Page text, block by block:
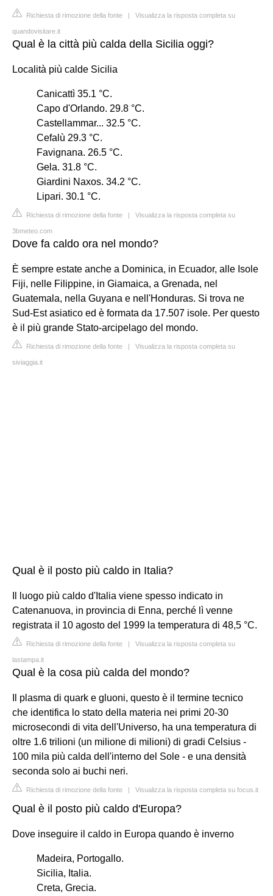
Richiesta di rimozione della fonte | Visualizza la risposta completa su
quandovisitare.it
Qual è la città più calda della Sicilia oggi?
Località più calde Sicilia
Canicattì 35.1 °C.
Capo d'Orlando. 29.8 °C.
Castellammar... 32.5 °C.
Cefalù 29.3 °C.
Favignana. 26.5 °C.
Gela. 31.8 °C.
Giardini Naxos. 34.2 °C.
Lipari. 30.1 °C.
Richiesta di rimozione della fonte | Visualizza la risposta completa su
3bmeteo.com
Dove fa caldo ora nel mondo?
È sempre estate anche a Dominica, in Ecuador, alle Isole
Fiji, nelle Filippine, in Giamaica, a Grenada, nel
Guatemala, nella Guyana e nell'Honduras. Si trova ne
Sud-Est asiatico ed è formata da 17.507 isole. Per questo
è il più grande Stato-arcipelago del mondo.
Richiesta di rimozione della fonte | Visualizza la risposta completa su
siviaggia.it
Qual è il posto più caldo in Italia?
Il luogo più caldo d'Italia viene spesso indicato in
Catenanuova, in provincia di Enna, perché lì venne
registrata il 10 agosto del 1999 la temperatura di 48,5 °C.
Richiesta di rimozione della fonte | Visualizza la risposta completa su
lastampa.it
Qual è la cosa più calda del mondo?
Il plasma di quark e gluoni, questo è il termine tecnico
che identifica lo stato della materia nei primi 20-30
microsecondi di vita dell'Universo, ha una temperatura di
oltre 1.6 trilioni (un milione di milioni) di gradi Celsius -
100 mila più calda dell'interno del Sole - e una densità
seconda solo ai buchi neri.
Richiesta di rimozione della fonte | Visualizza la risposta completa su focus.it
Qual è il posto più caldo d'Europa?
Dove inseguire il caldo in Europa quando è inverno
Madeira, Portogallo.
Sicilia, Italia.
Creta, Grecia.